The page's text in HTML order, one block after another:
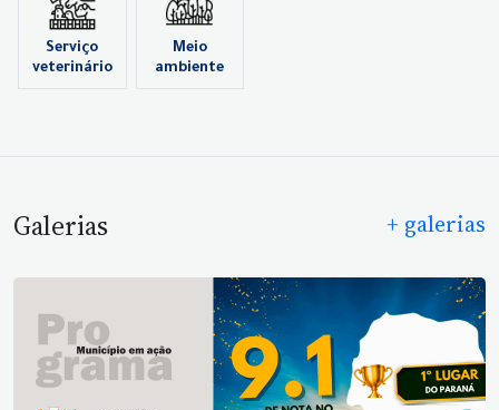
Serviço
veterinário
Meio
ambiente
Galerias + galerias